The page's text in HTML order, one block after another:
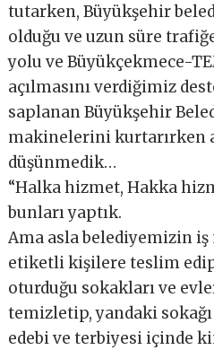
tutarken, Büyükşehir
olduğu ve uzun süre
yolu ve Büyükçekmece-
açılmasını verdiğimiz
saplanan Büyükşehir
makinelerini kurtarırken
düşünmedik…
“Halka hizmet, Hakka
bunları yaptık.
Ama asla belediyemizin
etiketli kişilere teslim
oturduğu sokakları ve
temizletip, yandaki
edebi ve terbiyesi içinde